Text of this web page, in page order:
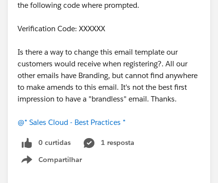
the following code where prompted.
Verification Code: XXXXXX
Is there a way to change this email template our
customers would receive when registering?. All our
other emails have Branding, but cannot find anywhere
to make amends to this email. It's not the best first
impression to have a "brandless" email. Thanks.
@* Sales Cloud - Best Practices *
0 curtidas
1 resposta
Compartilhar
Show menu